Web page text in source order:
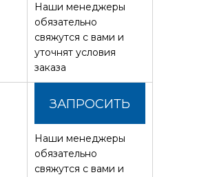
СТОИМОСТЬ
Наши менеджеры
обязательно
свяжутся с вами и
уточнят условия
заказа
ЗАПРОСИТЬ
СТОИМОСТЬ
Наши менеджеры
обязательно
свяжутся с вами и